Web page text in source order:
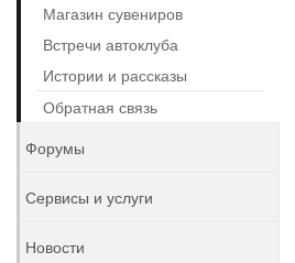
Магазин сувениров
Встречи автоклуба
Истории и рассказы
Обратная связь
Форумы
Сервисы и услуги
Новости